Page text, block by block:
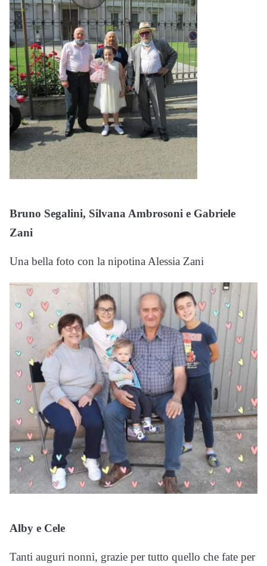
Bruno Segalini, Silvana Ambrosoni e Gabriele
Zani
Una bella foto con la nipotina Alessia Zani
Alby e Cele
Tanti auguri nonni, grazie per tutto quello che fate per